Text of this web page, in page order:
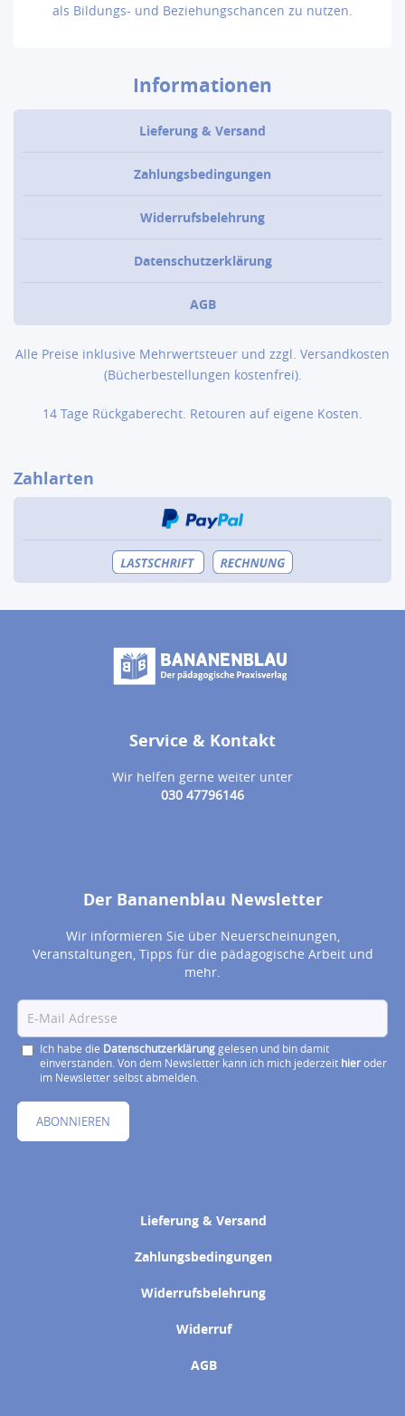
als Bildungs- und Beziehungschancen zu nutzen.
Informationen
Lieferung & Versand
Zahlungsbedingungen
Widerrufsbelehrung
Datenschutzerklärung
AGB
Alle Preise inklusive Mehrwertsteuer und zzgl. Versandkosten
(Bücher­bestellungen kostenfrei).
14 Tage Rückgaberecht. Retouren auf eigene Kosten.
Zahlarten
Service & Kontakt
Wir helfen gerne weiter unter
030 47796146
Der Bananenblau Newsletter
Wir informieren Sie über Neuerscheinungen,
Veranstaltungen, Tipps für die pädagogische Arbeit und
mehr.
Ich habe die Datenschutzerklärunggelesen und bin damit
einverstanden. Von dem Newsletter kann ich mich jederzeit hieroder
im Newsletter selbst abmelden.
ABONNIEREN
Lieferung & Versand
Zahlungsbedingungen
Widerrufsbelehrung
Widerruf
AGB